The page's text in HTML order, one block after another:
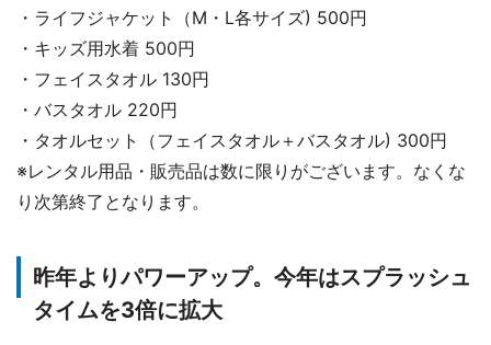
・ライフジャケット（M・L各サイズ) 500円
・キッズ用水着 500円
・フェイスタオル 130円
・バスタオル 220円
・タオルセット（フェイスタオル＋バスタオル) 300円
※レンタル用品・販売品は数に限りがございます。なくな
り次第終了となります。
昨年よりパワーアップ。今年はスプラッシュ
タイムを3倍に拡大